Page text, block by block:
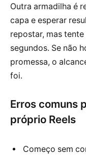
Outra armadilha é
capa e esperar
repostar, mas
segundos. Se não
promessa, o
foi.
Erros comuns
próprio Reels
Começo sem